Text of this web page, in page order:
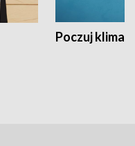
Poczuj klimat